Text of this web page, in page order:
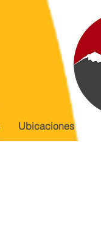
Ubicaciones